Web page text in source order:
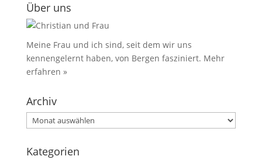
Über uns
Meine Frau und ich sind, seit dem wir uns
kennengelernt haben, von Bergen fasziniert. Mehr
erfahren »
Archiv
Archiv
Kategorien